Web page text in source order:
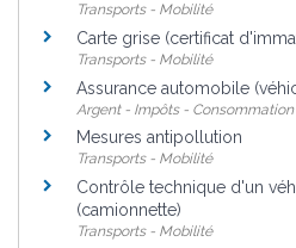
Transports - Mobilité
Carte grise (certificat
Transports - Mobilité
Assurance automobile
Argent - Impôts - Consommation
Mesures antipollution
Transports - Mobilité
Contrôle technique d'un
(camionnette)
Transports - Mobilité